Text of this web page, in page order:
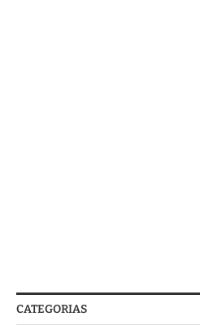
CATEGORIAS